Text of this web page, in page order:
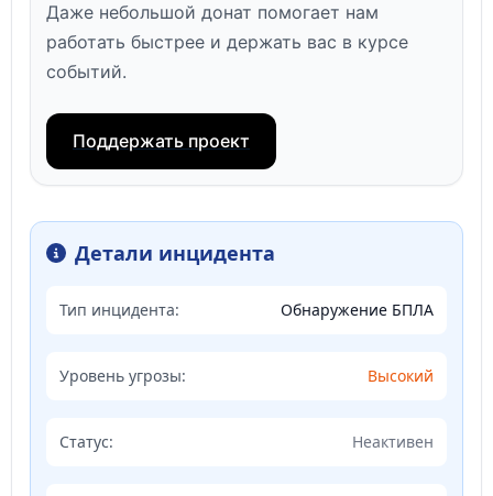
Даже небольшой донат помогает нам
работать быстрее и держать вас в курсе
событий.
Поддержать проект
Детали инцидента
Тип инцидента: Обнаружение БПЛА
Уровень угрозы: Высокий
Статус: Неактивен